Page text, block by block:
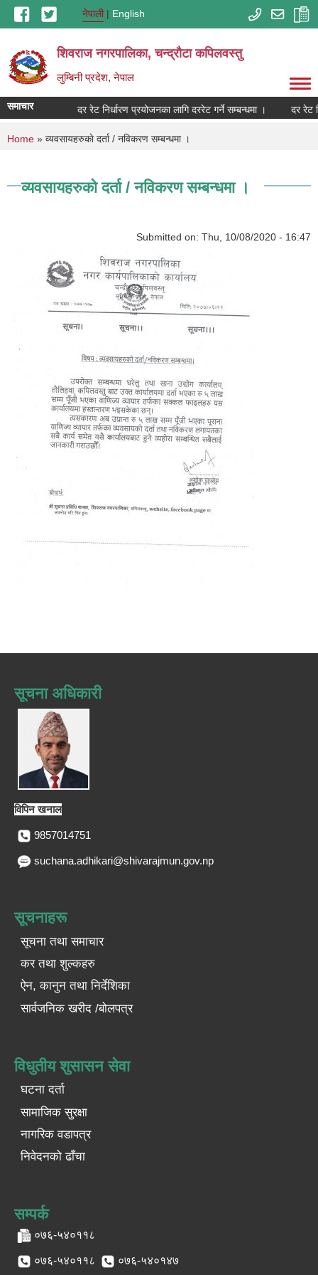
Skip to main contentनेपाली English
शिवराज नगरपालिका, चन्द्राैटा कपिलवस्तु
लुम्बिनी प्रदेश, नेपाल
समाचार
सम्बन्धमा । दर रेट निर्धारण प्रयोजनका लागि दररेट गर्ने सम्बन्धमा । दर रेट
You are here
Home » व्यवसायहरुकाे दर्ता / नविकरण सम्बन्धमा ।
व्यवसायहरुकाे दर्ता / नविकरण सम्बन्धमा ।
Submitted on: Thu, 10/08/2020 - 16:47
सूचना अधिकारी
विपिन खनाल
9857014751
suchana.adhikari@shivarajmun.gov.np
सूचनाहरू
सूचना तथा समाचार
कर तथा शुल्कहरु
ऐन, कानुन तथा निर्देशिका
सार्वजनिक खरीद /बोलपत्र
विधुतीय शुसासन सेवा
घटना दर्ता
सामाजिक सुरक्षा
नागरिक वडापत्र
निवेदनको ढाँचा
सम्पर्क
०७६-५४०११८
०७६-५४०११८ ०७६-५४०१४७